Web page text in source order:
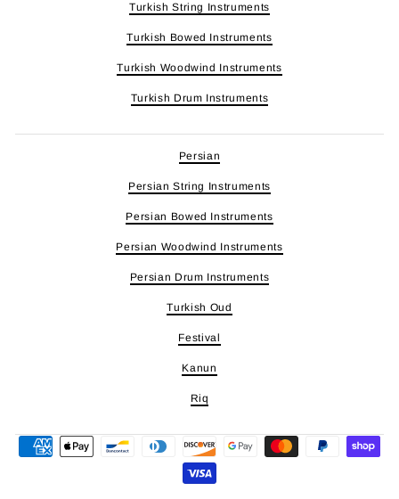
Turkish String Instruments
Turkish Bowed Instruments
Turkish Woodwind Instruments
Turkish Drum Instruments
Persian
Persian String Instruments
Persian Bowed Instruments
Persian Woodwind Instruments
Persian Drum Instruments
Turkish Oud
Festival
Kanun
Riq